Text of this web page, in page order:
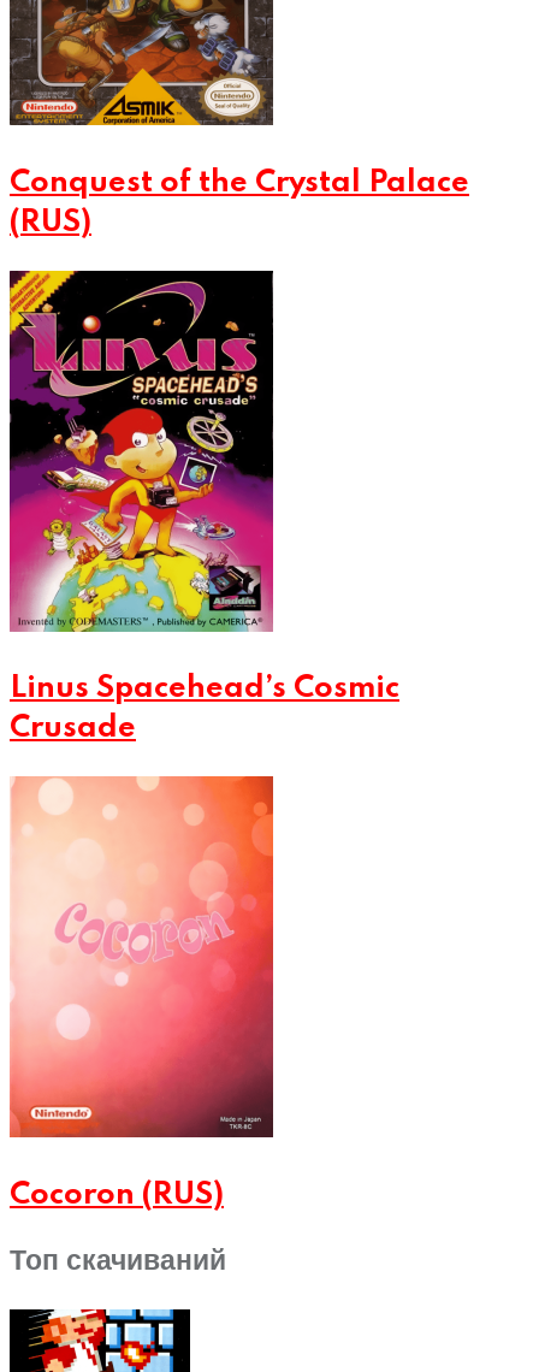
Conquest of the Crystal Palace
(RUS)
Linus Spacehead’s Cosmic
Crusade
Cocoron (RUS)
Топ скачиваний